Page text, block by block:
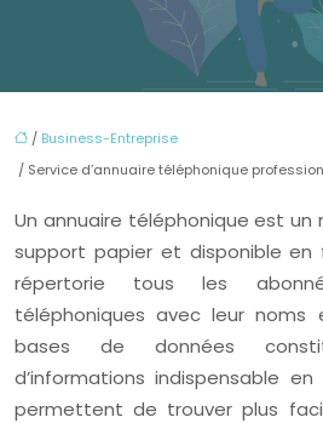
/ Business-Entreprise
/ Service d’annuaire téléphonique
Un annuaire téléphonique est un
support papier et disponible en
répertorie tous les
téléphoniques avec leur noms
bases de données
d’informations indispensable en
permettent de trouver plus